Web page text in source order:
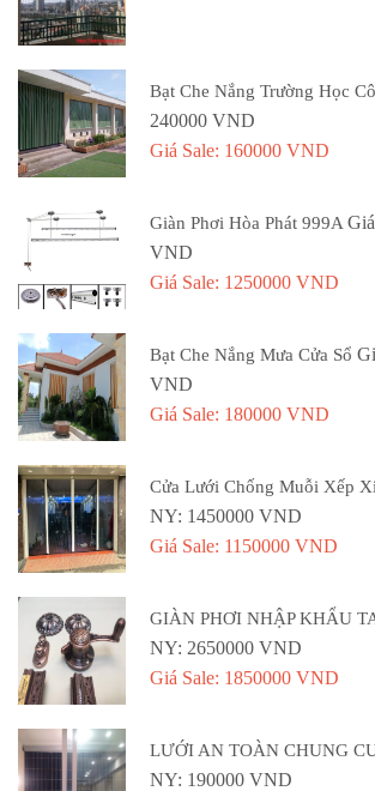
Bạt Che Nắng Trường Học
240000 VND
Giá Sale: 160000 VND
Giàn Phơi Hòa Phát 999A
VND
Giá Sale: 1250000 VND
Bạt Che Nắng Mưa Cửa Sổ
VND
Giá Sale: 180000 VND
Cửa Lưới Chống Muỗi Xếp
NY: 1450000 VND
Giá Sale: 1150000 VND
GIÀN PHƠI NHẬP KHẨU
NY: 2650000 VND
Giá Sale: 1850000 VND
LƯỚI AN TOÀN CHUNG
NY: 190000 VND